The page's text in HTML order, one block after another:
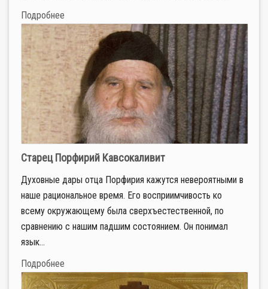
Подробнее
Старец Порфирий Кавсокаливит
Духовные дары отца Порфирия кажутся невероятными в
наше рациональное время. Его восприимчивость ко
всему окружающему была сверхъестественной, по
сравнению с нашим падшим состоянием. Он понимал
язык...
Подробнее